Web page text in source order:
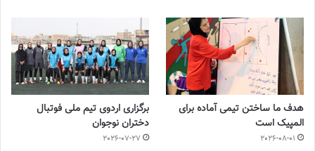
هدف ما ساختن تیمی آماده برای
المپیک است
2026-08-01
برگزاری اردوی تیم ملی فوتبال
دختران نوجوان
2026-07-27